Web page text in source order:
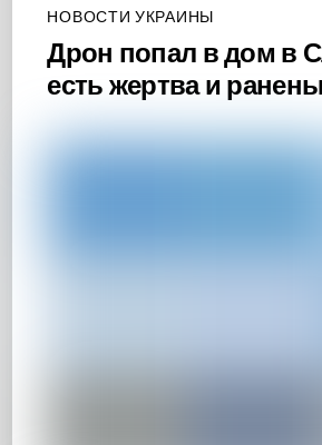
НОВОСТИ УКРАИНЫ
Дрон попал в дом в
есть жертва и